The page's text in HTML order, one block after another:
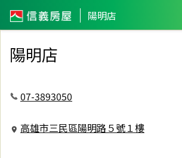
陽明店
陽明店
07-3893050
高雄市三民區陽明路５號１樓